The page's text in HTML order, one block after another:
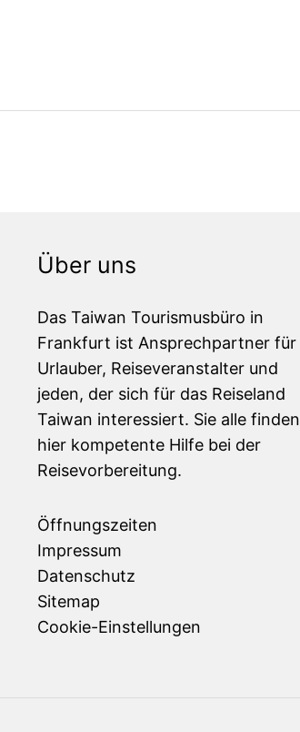
Über uns
Das Taiwan Tourismusbüro in
Frankfurt ist Ansprechpartner für
Urlauber, Reiseveranstalter und
jeden, der sich für das Reiseland
Taiwan interessiert. Sie alle finden
hier kompetente Hilfe bei der
Reisevorbereitung.
Öffnungszeiten
Impressum
Datenschutz
Sitemap
Cookie-Einstellungen